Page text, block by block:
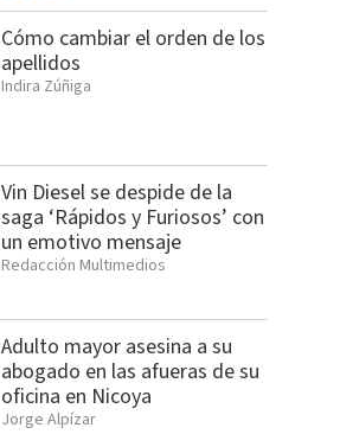
Cómo cambiar el orden de los
apellidos
Indira Zúñiga
Vin Diesel se despide de la
saga ‘Rápidos y Furiosos’ con
un emotivo mensaje
Redacción Multimedios
Adulto mayor asesina a su
abogado en las afueras de su
oficina en Nicoya
Jorge Alpízar